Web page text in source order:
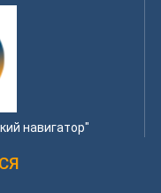
навигатор"